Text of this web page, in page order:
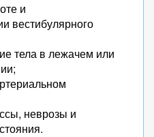
и
вестибулярного
тела в лежачем или
неврозы и